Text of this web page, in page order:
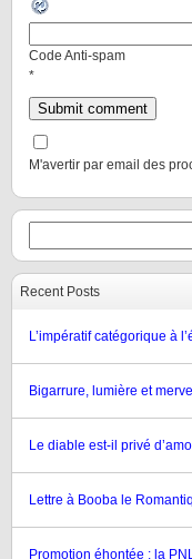
Code Anti-spam
*
M'avertir par email des
Recent Posts
L’impératif catégorique à
Bigarrure, lumière et
Le diable est-il privé
Lettre à Booba le
Promotion éhontée : la